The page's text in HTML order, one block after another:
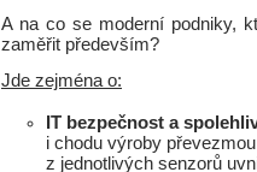
A na co se moderní podniky,
zaměřit především?
Jde zejména o:
IT bezpečnost a
i chodu výroby
z jednotlivých senzorů